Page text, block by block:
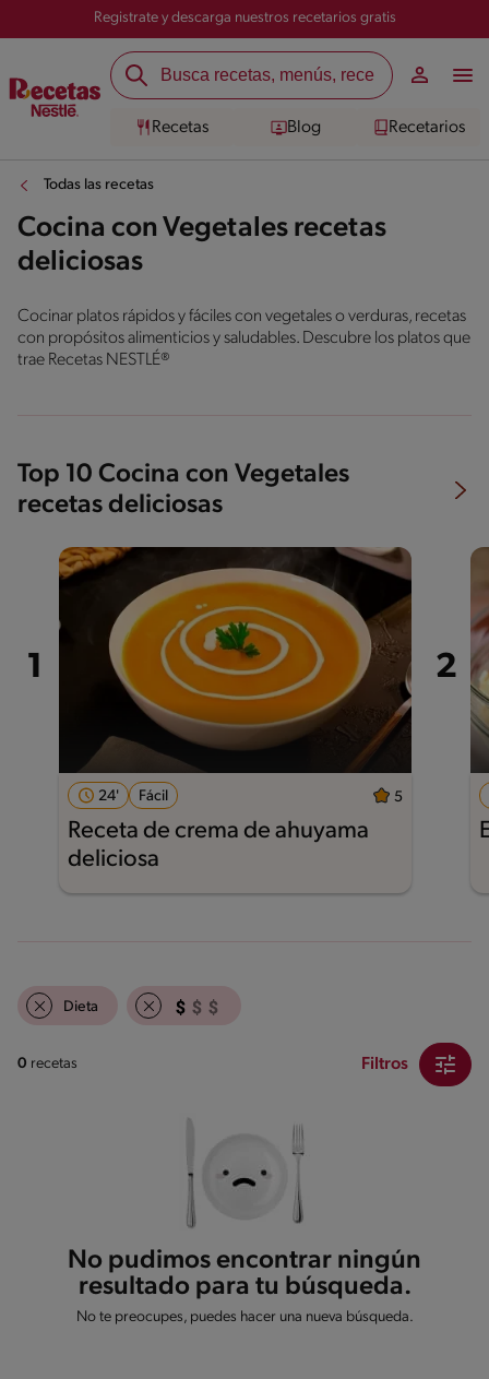
Registrate y descarga nuestros recetarios gratis
Recetas Blog Recetarios
Todas las recetas
Cocina con Vegetales recetas
deliciosas
Cocinar platos rápidos y fáciles con vegetales o verduras, recetas
con propósitos alimenticios y saludables. Descubre los platos que
trae Recetas NESTLÉ®
Top 10 Cocina con Vegetales
recetas deliciosas
24' Fácil 5
Receta de crema de ahuyama
deliciosa
Dieta
0 recetas Filtros
No pudimos encontrar ningún
resultado para tu búsqueda.
No te preocupes, puedes hacer una nueva búsqueda.